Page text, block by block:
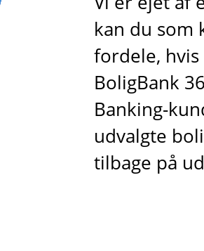
kan du som
fordele,
BoligBank
Banking-
udvalgte
tilbage på